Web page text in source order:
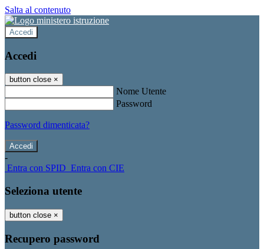
Salta al contenuto
Accedi
Accedi
button close ×
Nome Utente
Password
Password dimenticata?
-
Entra con SPID Entra con CIE
Seleziona utente
button close ×
Recupero password